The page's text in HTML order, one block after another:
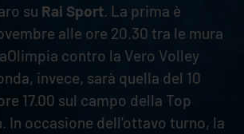
su Rai Sport. La prima è
alle ore 20.30 tra le mura
contro la Vero Volley
invece, sarà quella del 10
17.00 sul campo della Top
In occasione dell'ottavo turno, la